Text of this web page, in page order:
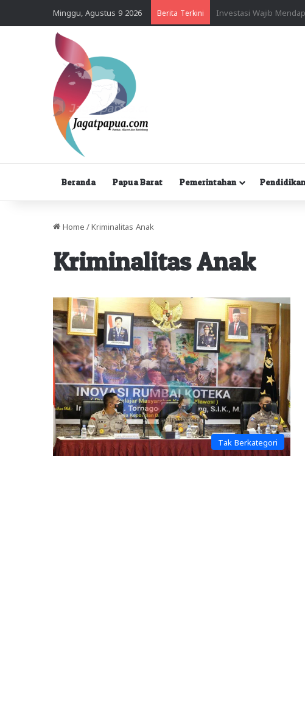
Minggu, Agustus 9 2026 Berita Terkini
Beranda Papua Barat Pemerintahan Pendidikan
Home / Kriminalitas Anak
Kriminalitas Anak
Tak Berkategori